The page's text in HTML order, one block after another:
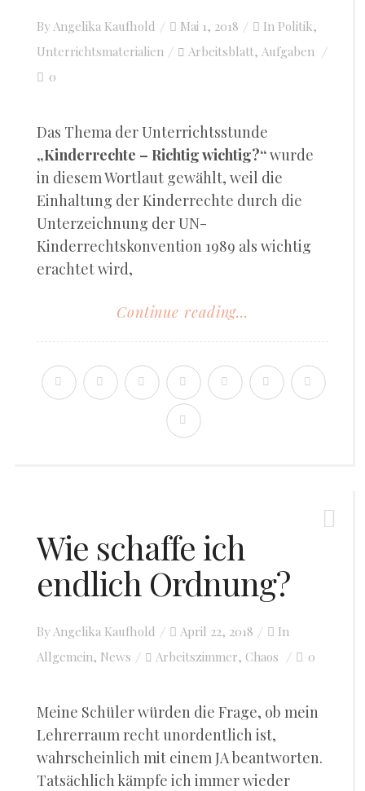
ByAngelika Kaufhold
Posted
on
Mai 1, 2018 In Politik,
Unterrichtsmaterialien
Arbeitsblatt, Aufgaben
0
Das Thema der Unterrichtsstunde
„Kinderrechte – Richtig wichtig?“wurde
in diesem Wortlaut gewählt, weil die
Einhaltung der Kinderrechte durch die
Unterzeichnung der UN-
Kinderrechtskonvention 1989 als wichtig
erachtet wird,
Continue reading...
Wie schaffe ich
endlich Ordnung?
ByAngelika Kaufhold
Posted
on
April 22, 2018
In
Allgemein, News Arbeitszimmer, Chaos 0
Meine Schüler würden die Frage, ob mein
Lehrerraum recht unordentlich ist,
wahrscheinlich mit einem JA beantworten.
Tatsächlich kämpfe ich immer wieder